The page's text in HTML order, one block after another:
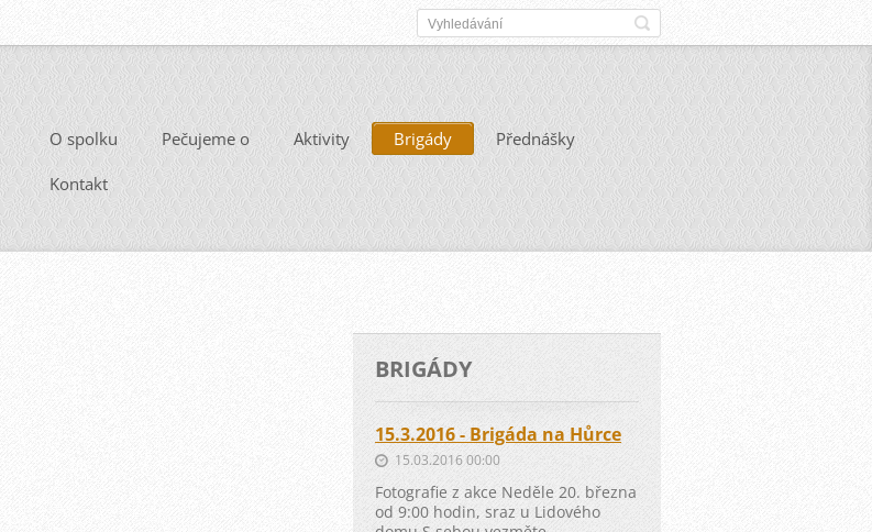
O spolku Pečujeme o Aktivity Brigády Přednášky
Kontakt
BRIGÁDY
15.3.2016 - Brigáda na Hůrce
15.03.2016 00:00
Fotografie z akce Neděle 20. března
od 9:00 hodin, sraz u Lidového